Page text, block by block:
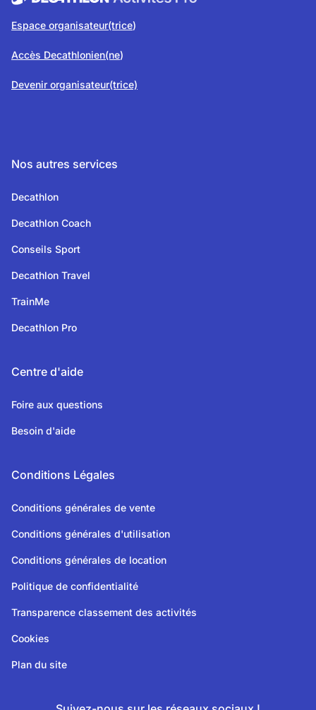
Espace organisateur(trice)
Accès Decathlonien(ne)
Devenir organisateur(trice)
Nos autres services
Decathlon
Decathlon Coach
Conseils Sport
Decathlon Travel
TrainMe
Decathlon Pro
Centre d'aide
Foire aux questions
Besoin d'aide
Conditions Légales
Conditions générales de vente
Conditions générales d'utilisation
Conditions générales de location
Politique de confidentialité
Transparence classement des activités
Cookies
Plan du site